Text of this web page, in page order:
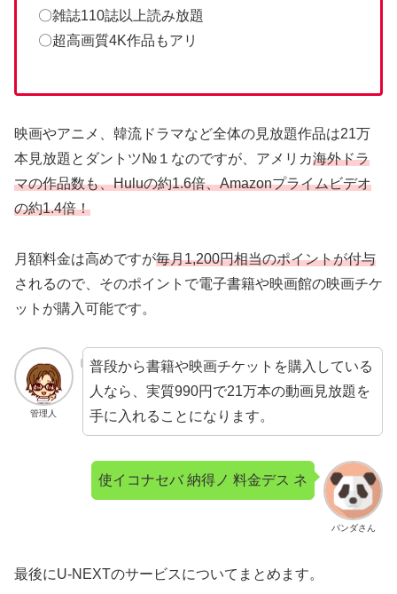
〇雑誌110誌以上読み放題
〇超高画質4K作品もアリ
映画やアニメ、韓流ドラマなど全体の見放題作品は21万
本見放題とダントツ№１なのですが、アメリカ海外ドラ
マの作品数も、Huluの約1.6倍、Amazonプライムビデオ
の約1.4倍！
月額料金は高めですが毎月1,200円相当のポイントが付与
されるので、そのポイントで電子書籍や映画館の映画チケ
ットが購入可能です。
管理人
普段から書籍や映画チケットを購入している
人なら、実質990円で21万本の動画見放題を
手に入れることになります。
パンダさん
使イコナセバ 納得ノ 料金デス ネ
最後にU-NEXTのサービスについてまとめます。